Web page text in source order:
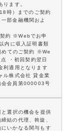
ます。
時）までのご契約
部金融機関およ
約 ※Webでお申
内に収入証明書類
めてのご契約 ※We
・初回契約翌日
利適用となります
ル株式会社 貸金業
会会員第000003号
選択の機会を提供
結の代理、斡旋、
いかなる関与もす